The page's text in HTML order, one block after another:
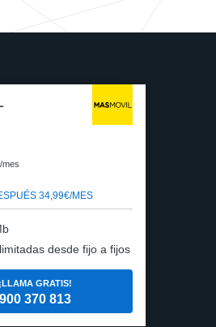
mes
34,99€/MES
desde fijo a fijos
¡LLAMA GRATIS!
900 370 813